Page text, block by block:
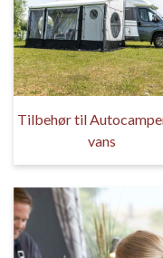
Tilbehør til
vans